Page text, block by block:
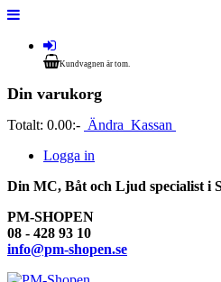
Kundvagnen är tom.
Din varukorg
Totalt: 0.00:- Ändra Kassan
Logga in
Din MC, Båt och Ljud specialist i
PM-SHOPEN
08 - 428 93 10
info@pm-shopen.se